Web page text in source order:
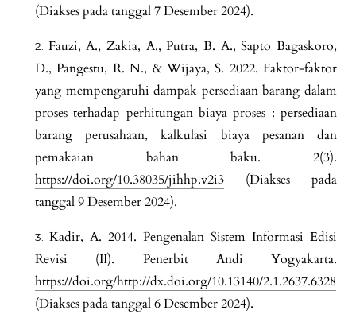
(Diakses pada tanggal 7 Desember 2024).
Fauzi, A., Zakia, A., Putra, B. A., Sapto Bagaskoro,
D., Pangestu, R. N., & Wijaya, S. 2022. Faktor-faktor
yang mempengaruhi dampak persediaan barang dalam
proses terhadap perhitungan biaya proses : persediaan
barang perusahaan, kalkulasi biaya pesanan dan
pemakaian bahan baku. 2(3).
https://doi.org/10.38035/jihhp.v2i3 (Diakses pada
tanggal 9 Desember 2024).
Kadir, A. 2014. Pengenalan Sistem Informasi Edisi
Revisi (II). Penerbit Andi Yogyakarta.
https://doi.org/http://dx.doi.org/10.13140/2.1.2637.6328
(Diakses pada tanggal 6 Desember 2024).